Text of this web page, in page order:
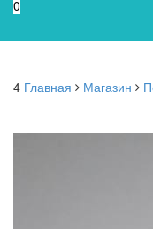
0
4 Главная Магазин